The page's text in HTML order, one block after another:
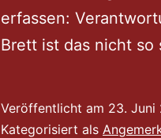
erfassen:
Brett ist das nicht
Veröffentlicht am 23. Juni
Kategorisiert als